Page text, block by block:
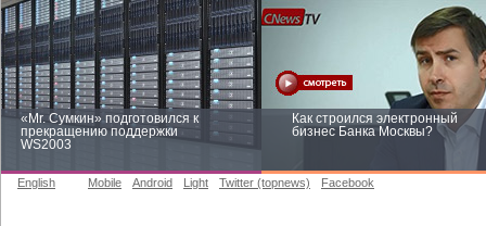
«Mr. Сумкин» подготовился к
прекращению поддержки
WS2003
Как строился электронный
бизнес Банка Москвы?
English Mobile Android Light Twitter (topnews) Facebook